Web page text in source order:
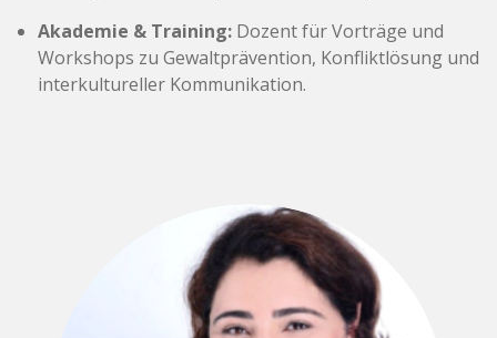
Akademie & Training: Dozent für Vorträge und
Workshops zu Gewaltprävention, Konfliktlösung und
interkultureller Kommunikation.